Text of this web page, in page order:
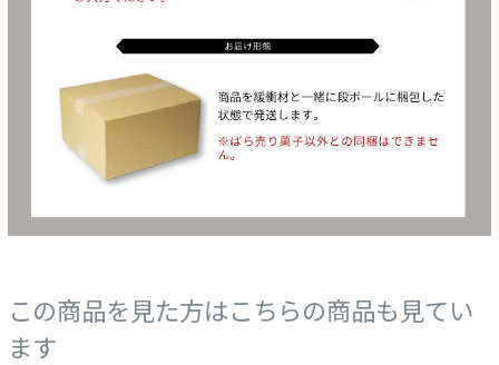
この商品を見た方はこちらの商品も見てい
ます